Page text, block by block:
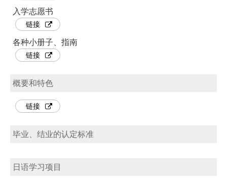
入学志愿书
链接
各种小册子、指南
链接
概要和特色
链接
毕业、结业的认定标准
日语学习项目